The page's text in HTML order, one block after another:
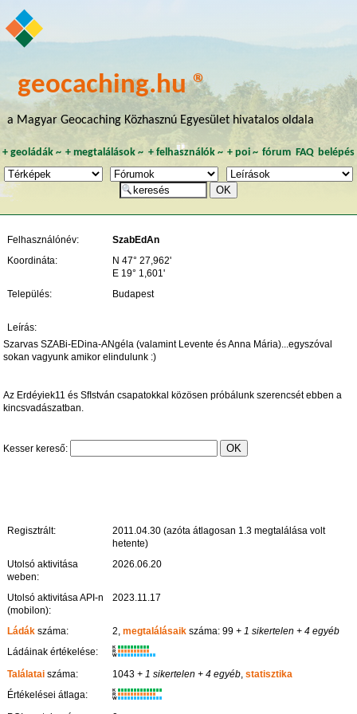
geocaching.hu ®
a Magyar Geocaching Közhasznú Egyesület hivatalos oldala
+ geoládák~ +megtalálások ~ + felhasználók~ + poi~ fórum FAQ belépés
Felhasználónév:
SzabEdAn
Koordináta:
N 47° 27,962'
E 19° 1,601'
Település:
Budapest
Leírás:
Szarvas SZABi-EDina-ANgéla (valamint Levente és Anna Mária)...egyszóval
sokan vagyunk amikor elindulunk :)
Az Erdéyiek11 és SfIstván csapatokkal közösen próbálunk szerencsét ebben a
kincsvadászatban.
Kesser kereső:
Regisztrált:
2011.04.30 (azóta átlagosan 1.3 megtalálása volt
hetente)
Utolsó aktivitása
weben:
2026.06.20
Utolsó aktivitása API-n
(mobilon):
2023.11.17
Ládák száma: 2,megtalálásaik száma: 99 + 1 sikertelen + 4 egyéb
Ládáinak értékelése:
K
R
W
Találatai száma: 1043 + 1 sikertelen + 4 egyéb,statisztika
Értékelései átlaga:
K
R
W